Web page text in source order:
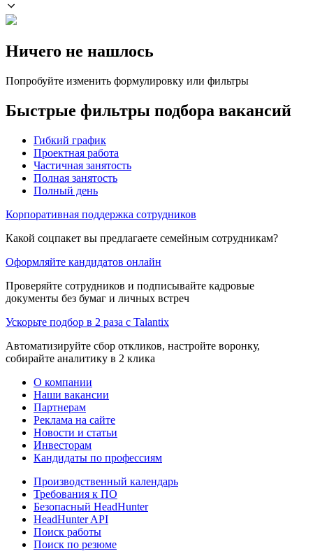
Ничего не нашлось
Попробуйте изменить формулировку или фильтры
Быстрые фильтры подбора вакансий
Гибкий график
Проектная работа
Частичная занятость
Полная занятость
Полный день
Корпоративная поддержка сотрудников
Какой соцпакет вы предлагаете семейным сотрудникам?
Оформляйте кандидатов онлайн
Проверяйте сотрудников и подписывайте кадровые
документы без бумаг и личных встреч
Ускорьте подбор в 2 раза с Talantix
Автоматизируйте сбор откликов, настройте воронку,
собирайте аналитику в 2 клика
О компании
Наши вакансии
Партнерам
Реклама на сайте
Новости и статьи
Инвесторам
Кандидаты по профессиям
Производственный календарь
Требования к ПО
Безопасный HeadHunter
HeadHunter API
Поиск работы
Поиск по резюме